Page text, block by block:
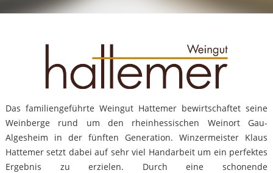
Das familiengeführte Weingut Hattemer bewirtschaftet seine
Weinberge rund um den rheinhessischen Weinort Gau-
Algesheim in der fünften Generation. Winzermeister Klaus
Hattemer setzt dabei auf sehr viel Handarbeit um ein perfektes
Ergebnis zu erzielen. Durch eine schonende